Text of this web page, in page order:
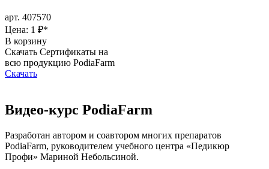
арт. 407570
Цена: 1 ₽*
В корзину
Скачать Сертификаты на
всю продукцию PodiaFarm
Скачать
Видео-курс PodiaFarm
Разработан автором и соавтором многих препаратов
PodiaFarm, руководителем учебного центра «Педикюр
Профи» Мариной Небольсиной.